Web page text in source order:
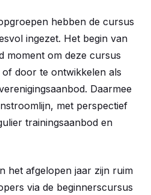
hebben de cursus
ingezet. Het begin van
moment om deze cursus
door te ontwikkelen als
Daarmee
met perspectief
trainingsaanbod en
het afgelopen jaar zijn ruim
via de beginnerscursus